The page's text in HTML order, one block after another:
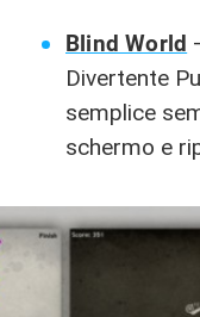
Blind World
Divertente
semplice
schermo e